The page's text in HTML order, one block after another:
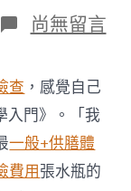
在
〈每
調
查
約
四
起
不
尚無留言
查 ，感覺自己
入門》。「我
一般+供膳體
費用張水瓶的